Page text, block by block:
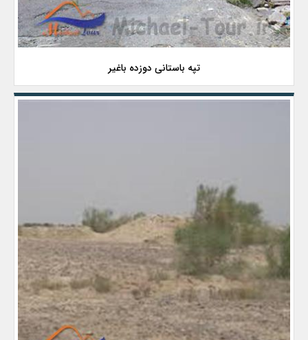
تپه باستانی دوزده باغیر